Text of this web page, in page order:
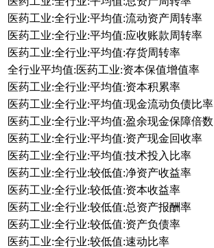
医药工业:全行业:平均值:流动资产周转率
医药工业:全行业:平均值:应收账款周转率
医药工业:全行业:平均值:存货周转率
全行业平均值:医药工业:资本保值增值率
医药工业:全行业:平均值:资本积累率
医药工业:全行业:平均值:现金流动负债比率
医药工业:全行业:平均值:盈余现金保障倍数
医药工业:全行业:平均值:资产现金回收率
医药工业:全行业:平均值:技术投入比率
医药工业:全行业:较低值:净资产收益率
医药工业:全行业:较低值:资本收益率
医药工业:全行业:较低值:总资产报酬率
医药工业:全行业:较低值:资产负债率
医药工业:全行业:较低值:速动比率